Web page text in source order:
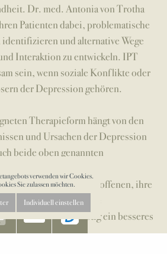
Dr. med. Antonia von Trotha
Patienten dabei, problematische
und alternative Wege
Interaktion zu entwickeln. IPT
sein, wenn soziale Konflikte oder
der Depression gehören.
Therapieform hängt von den
und Ursachen der Depression
beide oben genannten
Sitzungen mit ein. Der
ermöglicht es den Betroffenen, ihre
zu erforschen, positive
und langfristig ein besseres
zu erreichen.
verwenden wir Cookies.
Sie zulassen möchten.
Individuell einstellen